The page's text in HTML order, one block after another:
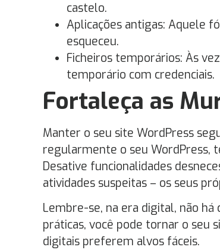
castelo.
Aplicações antigas: Aquele
esqueceu.
Ficheiros temporários: Às
temporário com credenciais.
Fortaleça as
Manter o seu site WordPress
regularmente o seu WordPress,
Desative funcionalidades
atividades suspeitas – os seus
Lembre-se, na era digital, não
práticas, você pode tornar o seu
digitais preferem alvos fáceis.